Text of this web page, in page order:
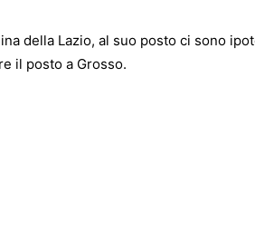
della Lazio, al suo posto ci sono
il posto a Grosso.